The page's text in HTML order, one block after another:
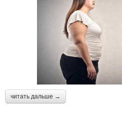
читать дальше →